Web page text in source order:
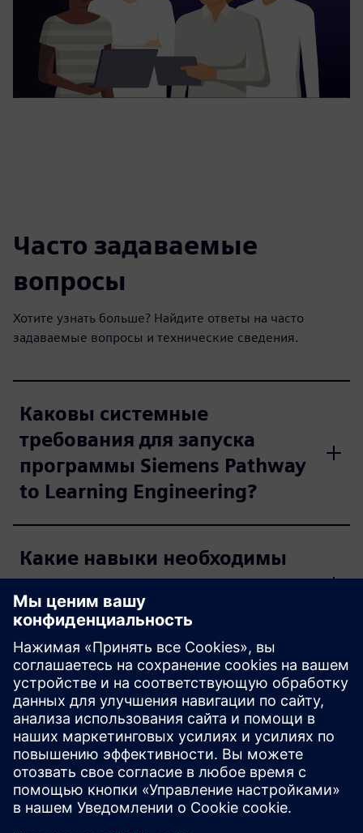
Часто задаваемые
вопросы
Хотите узнать больше? Найдите ответы на часто
задаваемые вопросы и технические сведения.
Каковы системные
требования для запуска
программы Siemens Pathway
to Learning Engineering?
Какие навыки необходимы
для использования
программного обеспечения?
Какое обучение по
профессиональному
развитию доступно?
Какие физические
материалы необходимы для